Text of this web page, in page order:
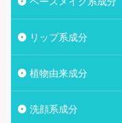
リップ系成分
植物由来成分
洗顔系成分